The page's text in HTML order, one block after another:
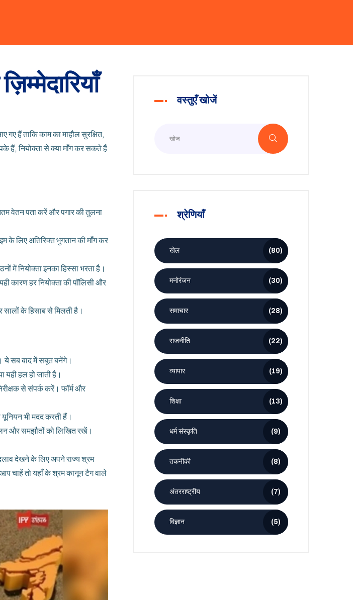
गए हैं ताकि काम का माहौल सुरक्षित,
हैं, नियोक्ता से क्या माँग कर सकते हैं
वेतन पता करें और पगार की तुलना
के लिए अतिरिक्त भुगतान की माँग कर
में नियोक्ता इनका हिस्सा भरता है।
कारण हर नियोक्ता की पॉलिसी और
के हिसाब से मिलती है।
सब बाद में सबूत बनेंगे।
हल हो जाती है।
से संपर्क करें। फॉर्म और
भी मदद करती हैं।
और समझौतों को लिखित रखें।
देखने के लिए अपने राज्य श्रम
चाहें तो यहाँ के श्रम कानून टैग वाले
वस्तुएँ खोजें
श्रेणियाँ
खेल (80)
मनोरंजन (30)
समाचार (28)
राजनीति (22)
व्यापार (19)
शिक्षा (13)
धर्म संस्कृति (9)
तकनीकी (8)
अंतरराष्ट्रीय (7)
विज्ञान (5)